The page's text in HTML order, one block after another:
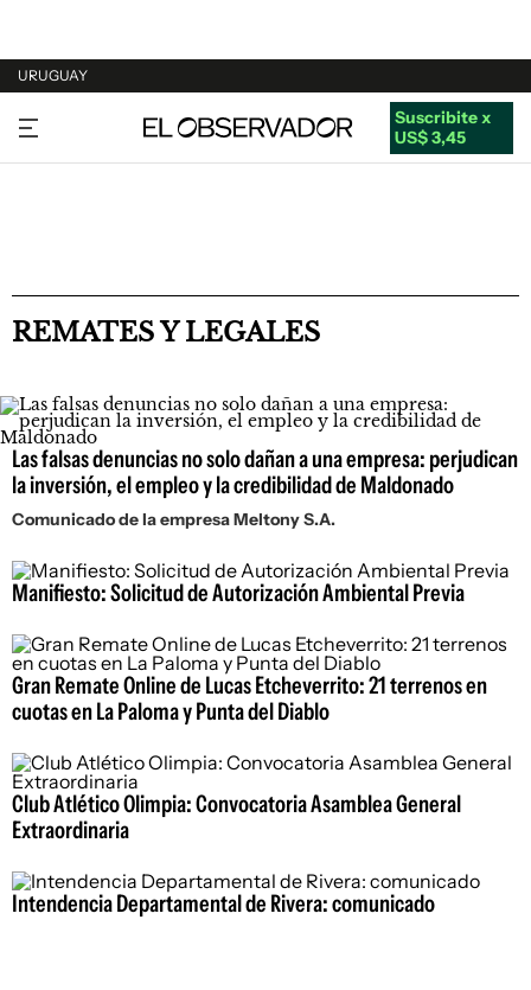
URUGUAY
URUGUAY
ARGENTINA
Suscribite x
US$ 3,45
REMATES Y LEGALES
Las falsas denuncias no solo dañan a una empresa: perjudican
la inversión, el empleo y la credibilidad de Maldonado
Comunicado de la empresaMeltony S.A.
Manifiesto: Solicitud de Autorización Ambiental Previa
Gran Remate Online de Lucas Etcheverrito: 21 terrenos en
cuotas en La Paloma y Punta del Diablo
Club Atlético Olimpia: Convocatoria Asamblea General
Extraordinaria
Intendencia Departamental de Rivera: comunicado